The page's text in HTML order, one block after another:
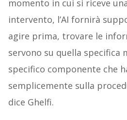
momento in cui si riceve
intervento, l’AI fornirà
agire prima, trovare le
servono su quella specifica
specifico componente che
semplicemente sulla
dice Ghelfi.